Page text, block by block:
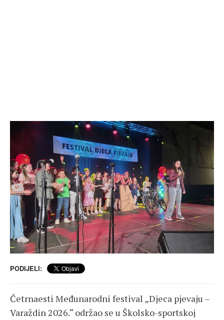
PODIJELI:
Četrnaesti Međunarodni festival „Djeca pjevaju –
Varaždin 2026.“ održao se u Školsko-sportskoj